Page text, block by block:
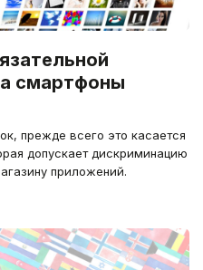
смартфоны
прежде всего это касается
допускает дискриминацию
приложений.